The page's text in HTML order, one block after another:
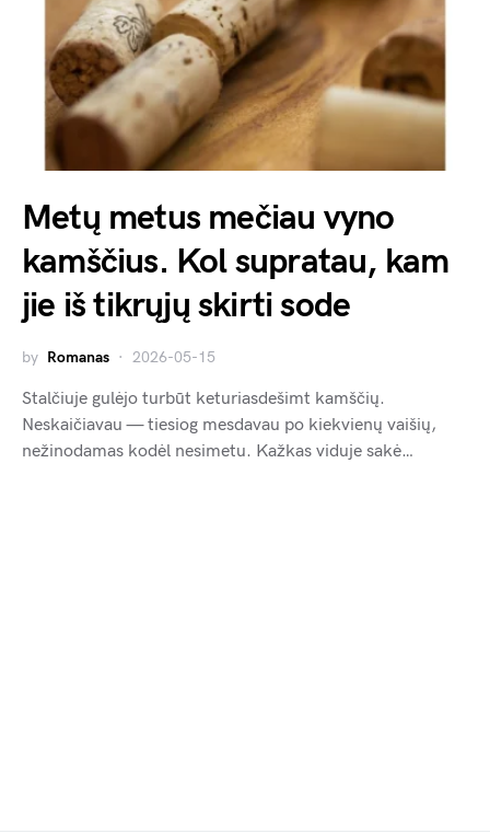
Metų metus mečiau vyno
kamščius. Kol supratau, kam
jie iš tikrųjų skirti sode
by Romanas 2026-05-15
Stalčiuje gulėjo turbūt keturiasdešimt kamščių.
Neskaičiavau — tiesiog mesdavau po kiekvienų vaišių,
nežinodamas kodėl nesimetu. Kažkas viduje sakė…